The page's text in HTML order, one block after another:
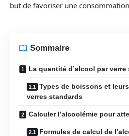
but de favoriser une
Sommaire
La quantité d’alcool par verre
Types de boissons et
verres standards
Calculer l’alcoolémie pour
Formules de calcul de